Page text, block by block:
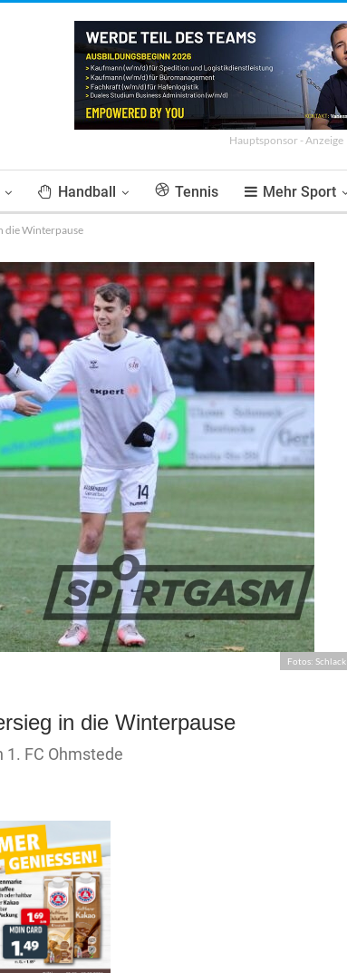
Hauptsponsor - Anzeige
Handball Tennis Mehr Sport
die Winterpause
Fotos: Schlack
in die Winterpause
FC Ohmstede